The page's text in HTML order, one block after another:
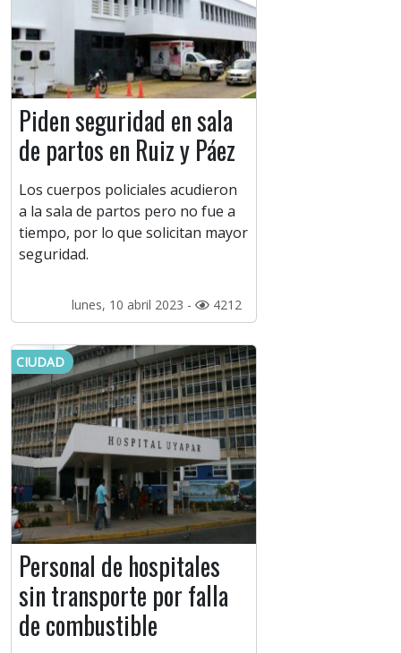
Piden seguridad en sala
de partos en Ruiz y Páez
Los cuerpos policiales acudieron
a la sala de partos pero no fue a
tiempo, por lo que solicitan mayor
seguridad.
lunes, 10 abril 2023 - 4212
CIUDAD
Personal de hospitales
sin transporte por falla
de combustible